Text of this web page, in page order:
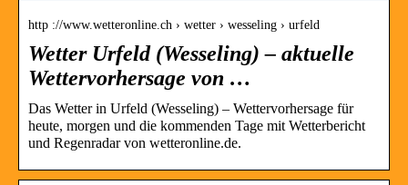
http ://www.wetteronline.ch › wetter › wesseling › urfeld
Wetter Urfeld (Wesseling) – aktuelle
Wettervorhersage von …
Das Wetter in Urfeld (Wesseling) – Wettervorhersage für
heute, morgen und die kommenden Tage mit Wetterbericht
und Regenradar von wetteronline.de.